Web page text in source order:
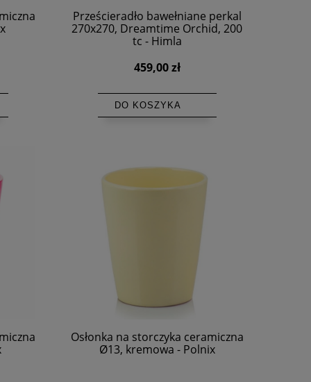
Prześcieradło bawełniane perkal
270x270, Dreamtime Orchid, 200
tc - Himla
459,00 zł
DO KOSZYKA
Osłonka na storczyka ceramiczna
Ø13, kremowa - Polnix